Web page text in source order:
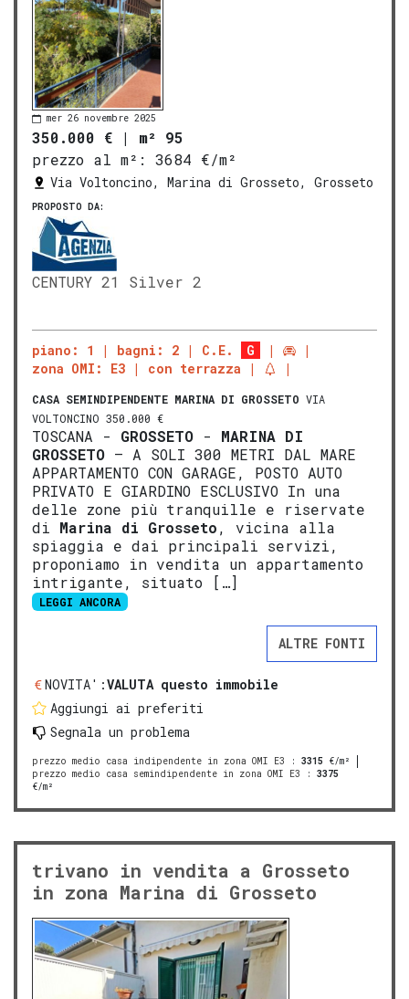
mer 26 novembre 2025
350.000 € | m² 95
prezzo al m²:
3684 €/m²
Via Voltoncino, Marina di Grosseto, Grosseto
PROPOSTO DA:
CENTURY 21 Silver 2
piano: 1 bagni: 2 C.E.
G
zona OMI: E3
con terrazza
CASA SEMINDIPENDENTE MARINA DI GROSSETO VIA
VOLTONCINO 350.000 €
TOSCANA - GROSSETO - MARINA DI
GROSSETO – A SOLI 300 METRI DAL MARE
APPARTAMENTO CON GARAGE, POSTO AUTO
PRIVATO E GIARDINO ESCLUSIVO In una
delle zone più tranquille e riservate
di Marina di Grosseto, vicina alla
spiaggia e dai principali servizi,
proponiamo in vendita un appartamento
intrigante, situato […]
LEGGI ANCORA
ALTRE FONTI
NOVITA':VALUTA questo immobile
Aggiungi ai preferiti
Segnala un problema
prezzo medio casa indipendente in zona OMI E3 : 3315 €/m²
prezzo medio casa semindipendente in zona OMI E3 : 3375
€/m²
trivano in vendita a Grosseto
in zona Marina di Grosseto